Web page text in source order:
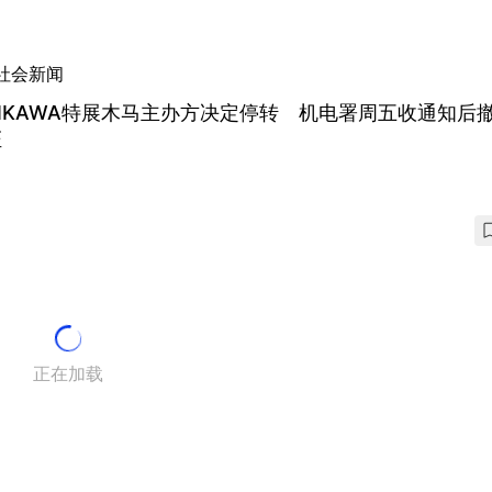
会新闻
特展木马主办方决定停转 机电署周五收通知后
正在加载